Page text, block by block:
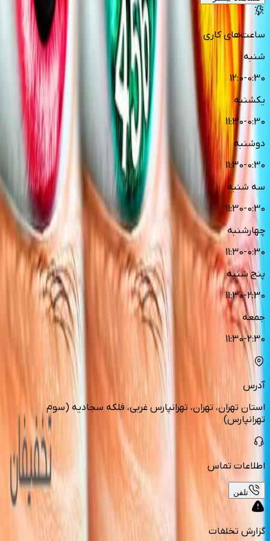
ساعت‌های کاری
شنبه
12:0-0:30
یکشنبه
11:30-0:30
دوشنبه
11:30-0:30
سه شنبه
11:30-0:30
چهارشنبه
11:30-0:30
پنج شنبه
11:30-2:30
جمعه
11:30-2:30
آدرس
استان تهران، تهران، تهرانپارس غربی، فلکه سجادیه (سوم
تهرانپارس)
اطلاعات تماس
تلفن
گزارش تخلفات